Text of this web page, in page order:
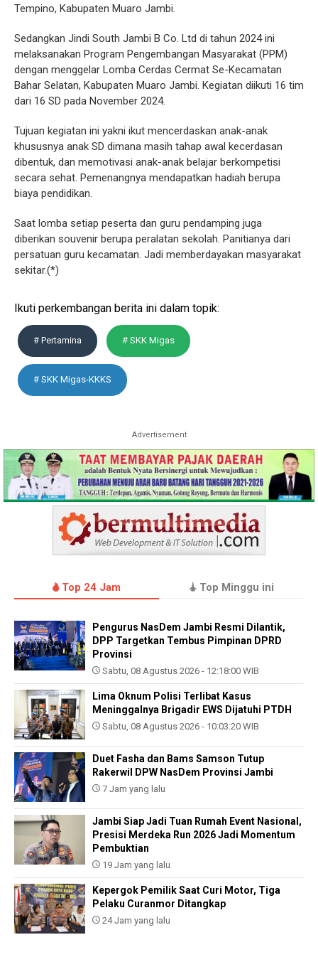
Tempino, Kabupaten Muaro Jambi.
Sedangkan Jindi South Jambi B Co. Ltd di tahun 2024 ini
melaksanakan Program Pengembangan Masyarakat (PPM)
dengan menggelar Lomba Cerdas Cermat Se-Kecamatan
Bahar Selatan, Kabupaten Muaro Jambi. Kegiatan diikuti 16 tim
dari 16 SD pada November 2024.
Tujuan kegiatan ini yakni ikut mencerdaskan anak-anak
khususnya anak SD dimana masih tahap awal kecerdasan
dibentuk, dan memotivasi anak-anak belajar berkompetisi
secara sehat. Pemenangnya mendapatkan hadiah berupa
biaya pendidikan.
Saat lomba setiap peserta dan guru pendamping juga
diberikan souvenir berupa peralatan sekolah. Panitianya dari
persatuan guru kecamatan. Jadi memberdayakan masyarakat
sekitar.(*)
Ikuti perkembangan berita ini dalam topik:
# Pertamina # SKK Migas
# SKK Migas-KKKS
Advertisement
Top 24 Jam Top Minggu ini
Pengurus NasDem Jambi Resmi Dilantik,
DPP Targetkan Tembus Pimpinan DPRD
Provinsi
Sabtu, 08 Agustus 2026 - 12:18:00 WIB
Lima Oknum Polisi Terlibat Kasus
Meninggalnya Brigadir EWS Dijatuhi PTDH
Sabtu, 08 Agustus 2026 - 10:03:20 WIB
Duet Fasha dan Bams Samson Tutup
Rakerwil DPW NasDem Provinsi Jambi
7 Jam yang lalu
Jambi Siap Jadi Tuan Rumah Event Nasional,
Presisi Merdeka Run 2026 Jadi Momentum
Pembuktian
19 Jam yang lalu
Kepergok Pemilik Saat Curi Motor, Tiga
Pelaku Curanmor Ditangkap
24 Jam yang lalu